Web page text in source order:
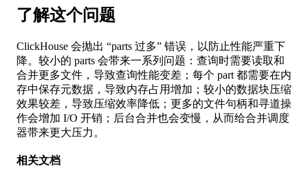
了解这个问题
ClickHouse 会抛出 “parts 过多” 错误，以防止性能严重下
降。较小的 parts 会带来一系列问题：查询时需要读取和
合并更多文件，导致查询性能变差；每个 part 都需要在内
存中保存元数据，导致内存占用增加；较小的数据块压缩
效果较差，导致压缩效率降低；更多的文件句柄和寻道操
作会增加 I/O 开销；后台合并也会变慢，从而给合并调度
器带来更大压力。
相关文档